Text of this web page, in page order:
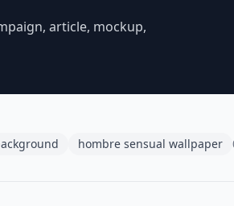
article, mockup,
hombre sensual wallpaper